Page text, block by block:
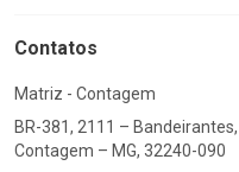
Contatos
Matriz - Contagem
BR-381, 2111 – Bandeirantes,
Contagem – MG, 32240-090